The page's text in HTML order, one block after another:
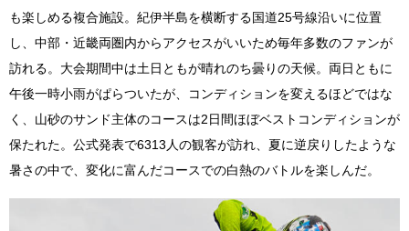
も楽しめる複合施設。紀伊半島を横断する国道25号線沿いに位置
し、中部・近畿両圏内からアクセスがいいため毎年多数のファンが
訪れる。大会期間中は土日ともが晴れのち曇りの天候。両日ともに
午後一時小雨がぱらついたが、コンディションを変えるほどではな
く、山砂のサンド主体のコースは2日間ほぼベストコンディションが
保たれた。公式発表で6313人の観客が訪れ、夏に逆戻りしたような
暑さの中で、変化に富んだコースでの白熱のバトルを楽しんだ。